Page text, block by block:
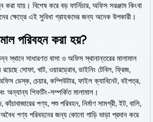
যায়। বিশেষ করে বড় ফার্নিচার, অফিস সরঞ্জাম কিংবা
ক্ষেত্রে এই সুবিধা গ্রাহকদের জন্য অনেক উপকারী।
পরিবহন করা হয়?
স্থানে সাধারণত বাসা ও অফিস স্থানান্তরের মালামাল
সোফা, খাট, ওয়ারড্রোব, ডাইনিং টেবিল, ফ্রিজ,
ডেস্ক, চেয়ার, কম্পিউটার, ফাইল ক্যাবিনেট, বইপত্র,
অন্যান্য শিফটিং-সম্পর্কিত মালামাল।
পণ্য, পশু পরিবহন, নির্মাণ সামগ্রী, ইট, বালি,
অবৈধ পণ্য পরিবহনের জন্য কোনো গাড়ি ভাড়া প্রদান করে